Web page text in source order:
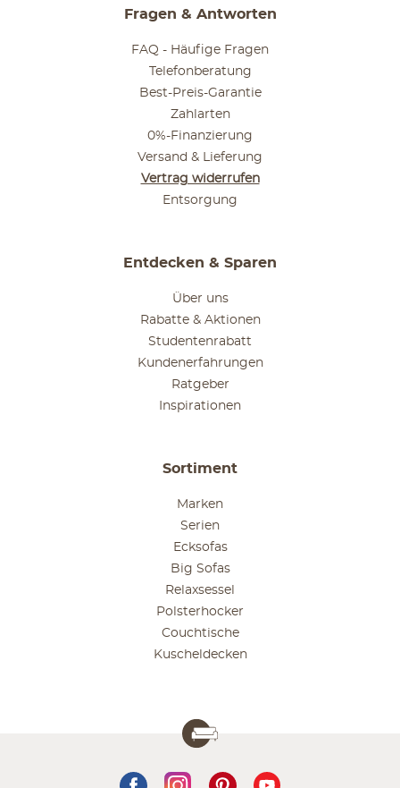
Fragen & Antworten
FAQ - Häufige Fragen
Telefonberatung
Best-Preis-Garantie
Zahlarten
0%-Finanzierung
Versand & Lieferung
Vertrag widerrufen
Entsorgung
Entdecken & Sparen
Über uns
Rabatte & Aktionen
Studentenrabatt
Kundenerfahrungen
Ratgeber
Inspirationen
Sortiment
Marken
Serien
Ecksofas
Big Sofas
Relaxsessel
Polsterhocker
Couchtische
Kuscheldecken